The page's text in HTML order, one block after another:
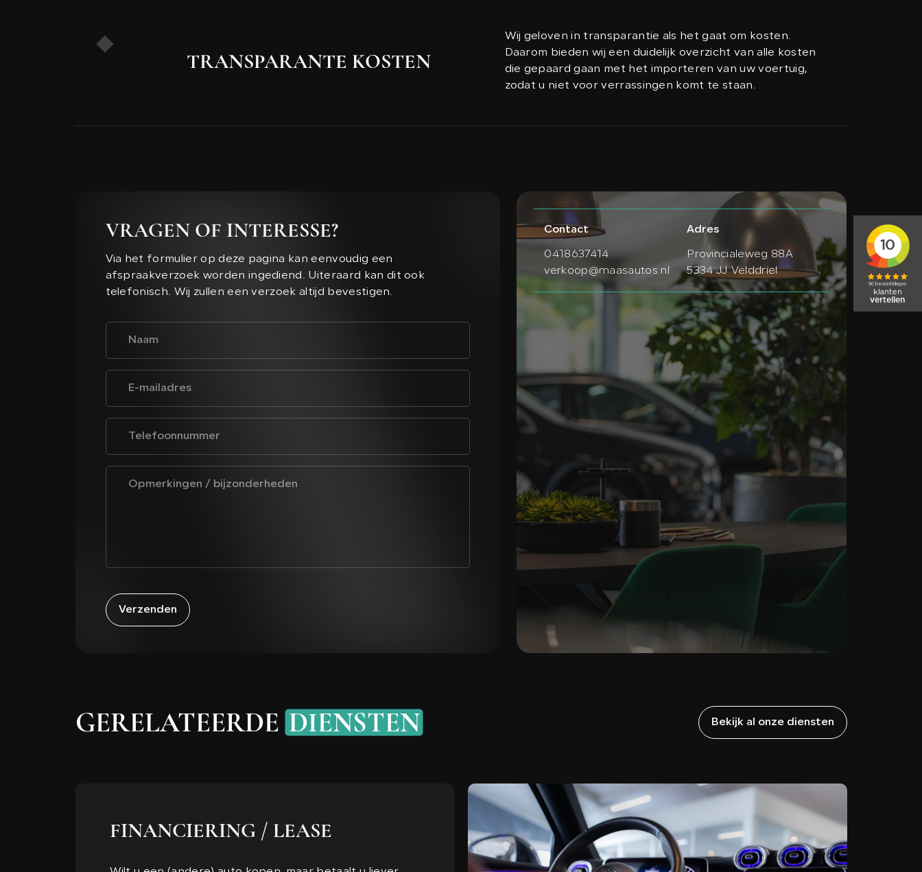
TRANSPARANTE KOSTEN
Wij geloven in transparantie als het gaat om kosten.
Daarom bieden wij een duidelijk overzicht van alle kosten
die gepaard gaan met het importeren van uw voertuig,
zodat u niet voor verrassingen komt te staan.
VRAGEN OF INTERESSE?
Via het formulier op deze pagina kan eenvoudig een
afspraakverzoek worden ingediend. Uiteraard kan dit ook
telefonisch. Wij zullen een verzoek altijd bevestigen.
Verzenden
Contact
0418637414
verkoop@maasautos.nl
Adres
Provincialeweg 88A
5334 JJ Velddriel
GERELATEERDEDIENSTEN Bekijk al onze diensten
FINANCIERING / LEASE